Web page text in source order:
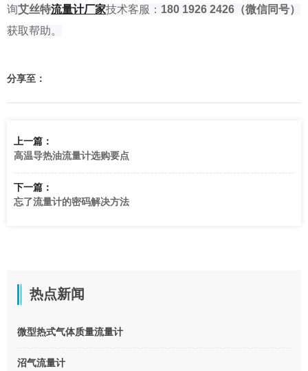
询艾丝特流量计厂家技术客服： 180 1926 2426 （微信同号）
获取帮助。
分享至：
上一篇：
高温导热油流量计选购要点
下一篇：
忘了流量计的密码解决方法
热点新闻
微型热式气体质量流量计
沼气流量计